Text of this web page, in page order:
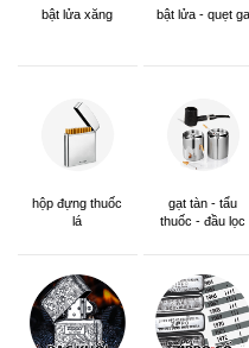
bật lửa xăng bật lửa - quẹt ga
hộp đựng thuốc
lá
gạt tàn - tẩu
thuốc - đầu lọc